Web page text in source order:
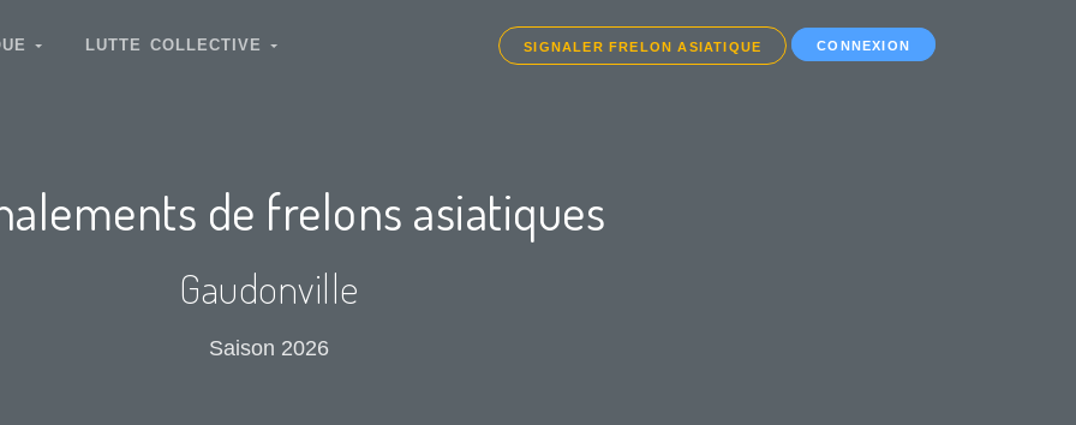
LUTTE COLLECTIVE SIGNALER FRELON ASIATIQUE CONNEXION
de frelons asiatiques
Gaudonville
Saison 2026